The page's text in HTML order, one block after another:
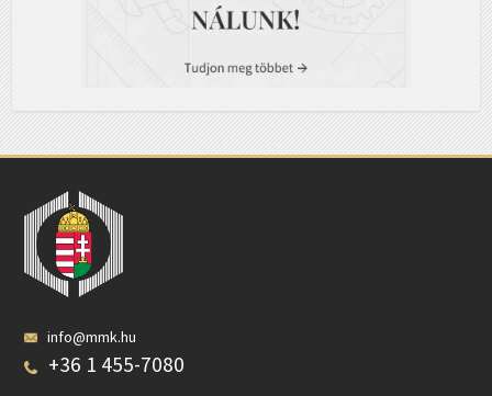
info@mmk.hu
+36 1 455-7080